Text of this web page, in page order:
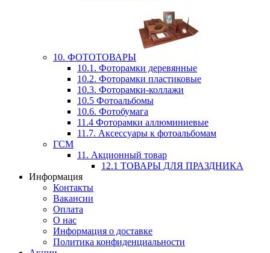
10. ФОТОТОВАРЫ
10.1. Фоторамки деревянные
10.2. Фоторамки пластиковые
10.3. Фоторамки-коллажи
10.5 Фотоальбомы
10.6. Фотобумага
11.4 Фоторамки аллюминиевые
11.7. Аксессуары к фотоальбомам
ГСМ
11. Акционный товар
12.1 ТОВАРЫ ДЛЯ ПРАЗДНИКА
Информация
Контакты
Вакансии
Оплата
О нас
Информация о доставке
Политика конфиденциальности